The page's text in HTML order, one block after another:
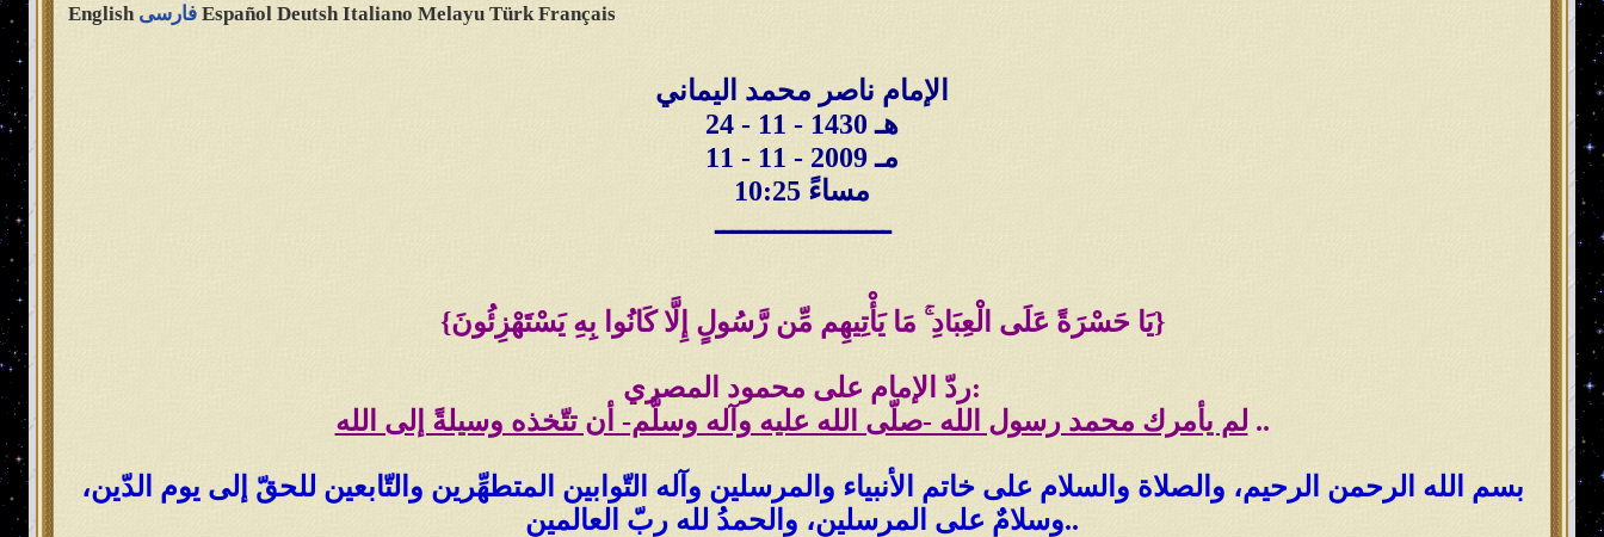
English فارسى Español Deutsh Italiano Melayu Türk Français
الإمام ناصر محمد اليماني
24 - 11 - 1430 هـ
11 - 11 - 2009 مـ
10:25 مساءً
ـــــــــــــــــــــ
{يَا حَسْرَةً عَلَى الْعِبَادِ ۚ مَا يَأْتِيهِم مِّن رَّسُولٍ إِلَّا كَانُوا بِهِ يَسْتَهْزِئُونَ}
ردّ الإمام على محمود المصري:
لم يأمرك محمد رسول الله -صلّى الله عليه وآله وسلَّم- أن تتّخذه وسيلةً إلى الله ..
بسم الله الرحمن الرحيم، والصلاة والسلام على خاتم الأنبياء والمرسلين وآله التّوابين المتطهِّرين والتّابعين للحقّ إلى يوم الدّين،
وسلامٌ على المرسلين، والحمدُ لله ربّ العالمين..